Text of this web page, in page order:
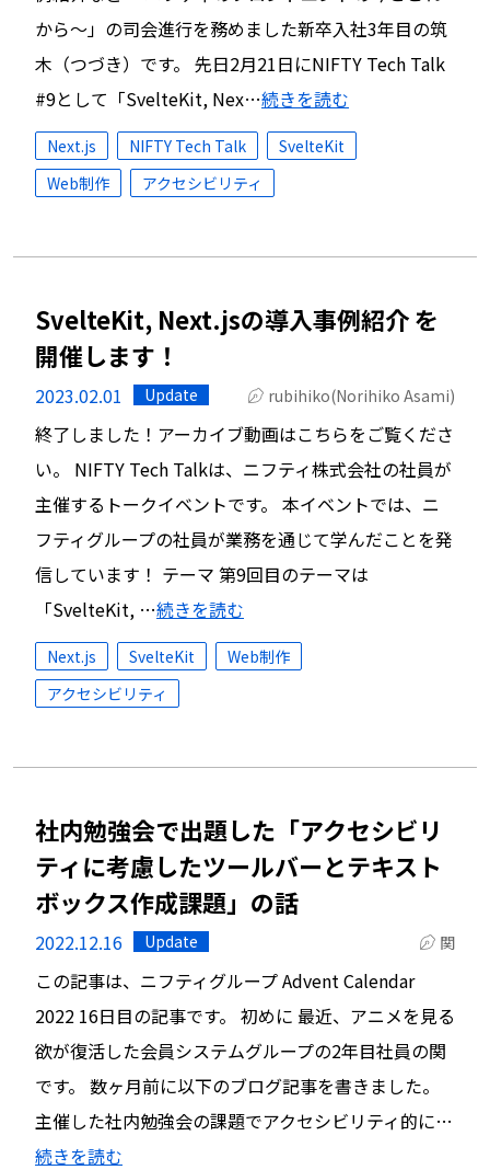
から〜」の司会進行を務めました新卒入社3年目の筑
木（つづき）です。 先日2月21日にNIFTY Tech Talk
#9として「SvelteKit, Nex…続きを読む
Next.js NIFTY Tech Talk
SvelteKit
Web制作
アクセシビリティ
SvelteKit, Next.jsの導入事例紹介 を
開催します！
2023.02.01 Update rubihiko(Norihiko Asami)
終了しました！アーカイブ動画はこちらをご覧くださ
い。 NIFTY Tech Talkは、ニフティ株式会社の社員が
主催するトークイベントです。 本イベントでは、ニ
フティグループの社員が業務を通じて学んだことを発
信しています！ テーマ 第9回目のテーマは
「SvelteKit, …続きを読む
Next.js SvelteKit
Web制作
アクセシビリティ
社内勉強会で出題した「アクセシビリ
ティに考慮したツールバーとテキスト
ボックス作成課題」の話
2022.12.16 Update 関
この記事は、ニフティグループ Advent Calendar
2022 16日目の記事です。 初めに 最近、アニメを見る
欲が復活した会員システムグループの2年目社員の関
です。 数ヶ月前に以下のブログ記事を書きました。
主催した社内勉強会の課題でアクセシビリティ的に…
続きを読む